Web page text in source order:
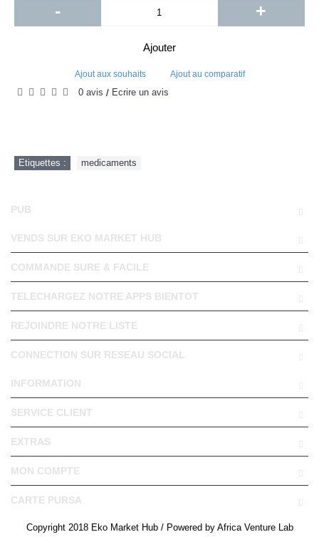
- +
Ajouter
Ajout aux souhaits Ajout au comparatif
0 avis / Écrire un avis
Etiquettes : medicaments
PUB
VENDS SUR EKO MARKET HUB
COMMANDE SURE & FACILE
TELECHARGEZ NOTRE APPS BIENTOT
REJOINDRE NOTRE LISTE
CONNECTION SUR RESEAU SOCIAL
INFORMATION
SERVICE CLIENT
EXTRAS
MON COMPTE
CARTE PURSA
Copyright 2018 Eko Market Hub / Powered by Africa Venture Lab